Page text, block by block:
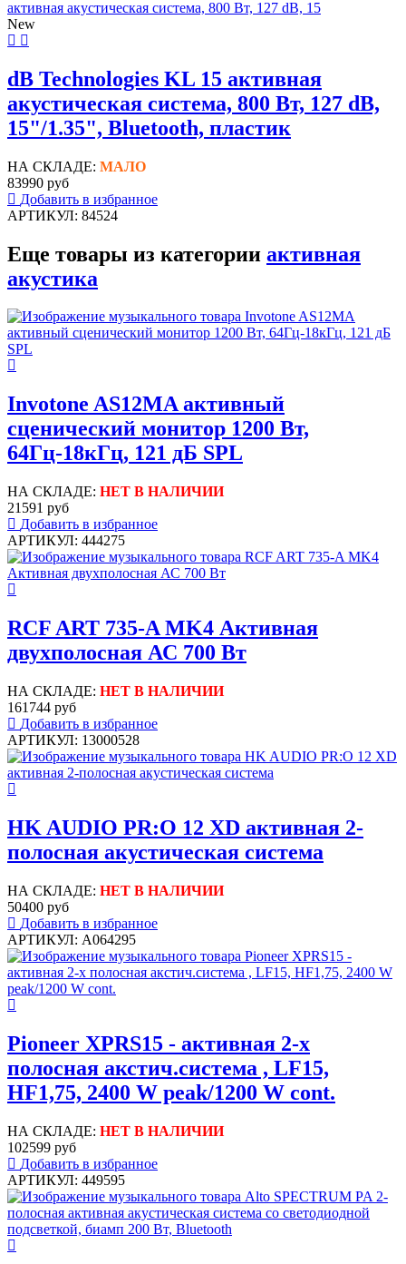
New
dB Technologies KL 15 активная
акустическая система, 800 Вт, 127 dB,
15"/1.35", Bluetooth, пластик
НА СКЛАДЕ: МАЛО
83990 руб
Добавить в избранное
АРТИКУЛ: 84524
Еще товары из категории активная
акустика
Invotone AS12MA активный
сценический монитор 1200 Вт,
64Гц-18кГц, 121 дБ SPL
НА СКЛАДЕ: НЕТ В НАЛИЧИИ
21591 руб
Добавить в избранное
АРТИКУЛ: 444275
RCF ART 735-A MK4 Активная
двухполосная АС 700 Вт
НА СКЛАДЕ: НЕТ В НАЛИЧИИ
161744 руб
Добавить в избранное
АРТИКУЛ: 13000528
HK AUDIO PR:O 12 XD активная 2-
полосная акустическая система
НА СКЛАДЕ: НЕТ В НАЛИЧИИ
50400 руб
Добавить в избранное
АРТИКУЛ: A064295
Pioneer XPRS15 - активная 2-х
полосная акстич.система , LF15,
HF1,75, 2400 W peak/1200 W cont.
НА СКЛАДЕ: НЕТ В НАЛИЧИИ
102599 руб
Добавить в избранное
АРТИКУЛ: 449595